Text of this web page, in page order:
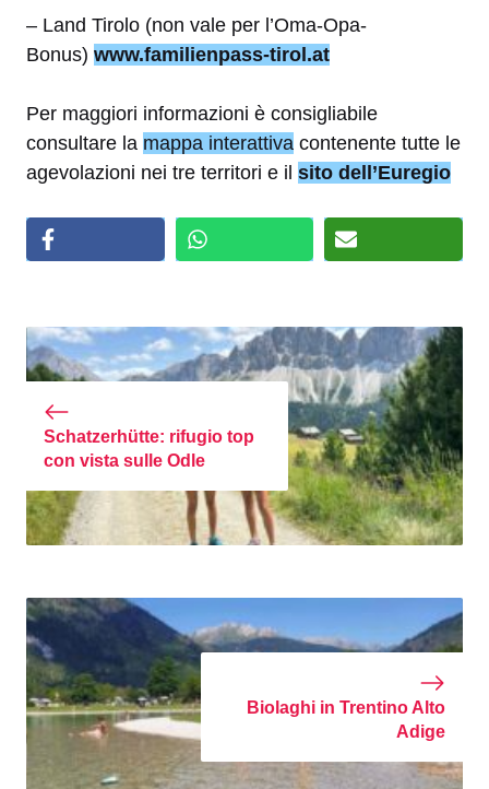
– Land Tirolo (non vale per l’Oma-Opa-
Bonus) www.familienpass-tirol.at
Per maggiori informazioni è consigliabile
consultare la mappa interattiva contenente tutte le
agevolazioni nei tre territori e il sito dell’Euregio
Schatzerhütte: rifugio top
con vista sulle Odle
Biolaghi in Trentino Alto
Adige